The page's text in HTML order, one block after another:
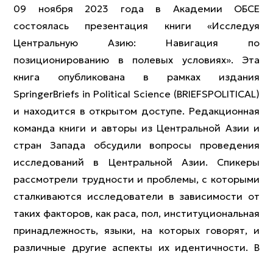
09 ноября 2023 года в Академии ОБСЕ
состоялась презентация книги «Исследуя
Центральную Азию: Навигация по
позиционированию в полевых условиях». Эта
книга опубликована в рамках издания
SpringerBriefs in Political Science (BRIEFSPOLITICAL)
и находится в открытом доступе. Редакционная
команда книги и авторы из Центральной Азии и
стран Запада обсудили вопросы проведения
исследований в Центральной Азии. Спикеры
рассмотрели трудности и проблемы, с которыми
сталкиваются исследователи в зависимости от
таких факторов, как раса, пол, институциональная
принадлежность, языки, на которых говорят, и
различные другие аспекты их идентичности. В